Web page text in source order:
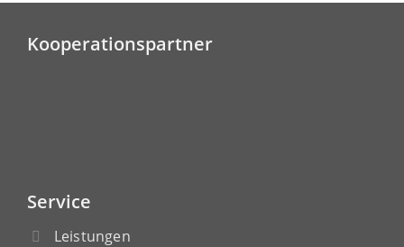
Kooperationspartner
Service
Leistungen